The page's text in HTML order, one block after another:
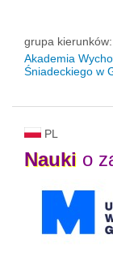
grupa kierunków:
Akademia
Śniadeckiego w
PL
Nauki o